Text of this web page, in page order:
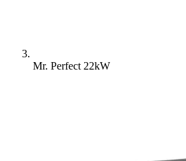
Mr. Perfect 22kW